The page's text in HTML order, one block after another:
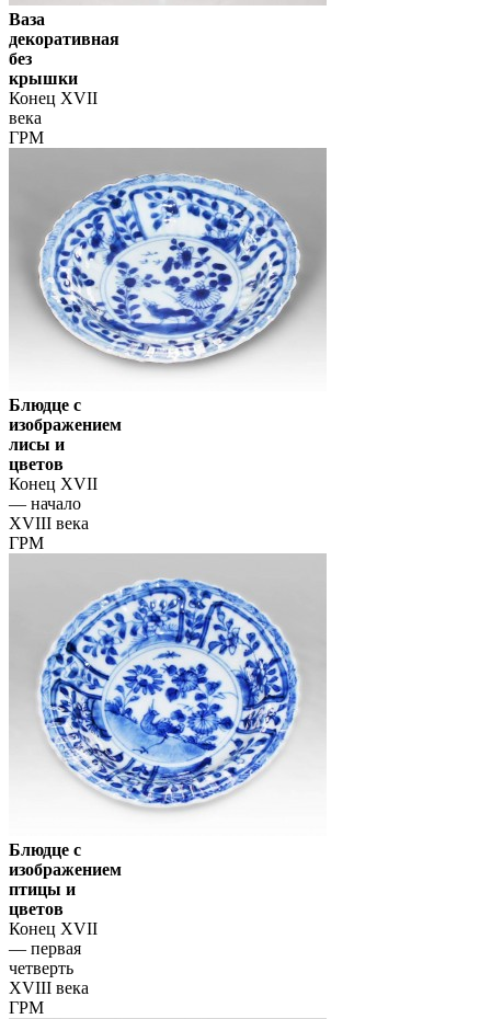
Ваза
декоративная
без
крышки
Конец XVII
века
ГРМ
Блюдце с
изображением
лисы и
цветов
Конец XVII
— начало
XVIII века
ГРМ
Блюдце с
изображением
птицы и
цветов
Конец XVII
— первая
четверть
XVIII века
ГРМ